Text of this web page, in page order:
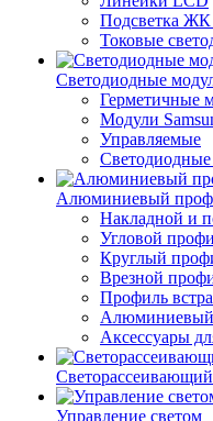
Подсветка
Токовые
Светодиодные
Герметичные
Модули
Управляемые
Светодиодные
Алюминиевый
Накладной и
Угловой
Круглый
Врезной
Профиль
Алюминиевый
Аксессуары
Управление светом